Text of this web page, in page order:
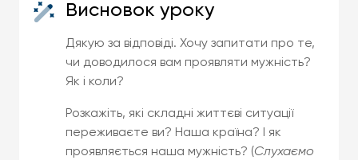
Висновок уроку
Дякую за відповіді. Хочу запитати про те,
чи доводилося вам проявляти мужність?
Як і коли?
Розкажіть, які складні життєві ситуації
переживаєте ви? Наша країна? І як
проявляється наша мужність? (Слухаємо